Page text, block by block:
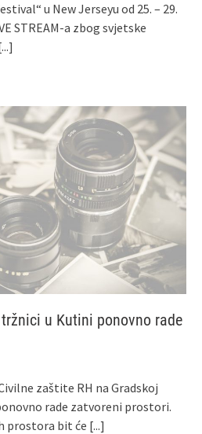
u New Jerseyu od 25. – 29.
STREAM-a zbog svjetske
u Kutini ponovno rade
zaštite RH na Gradskoj
rade zatvoreni prostori.
prostora bit će [...]